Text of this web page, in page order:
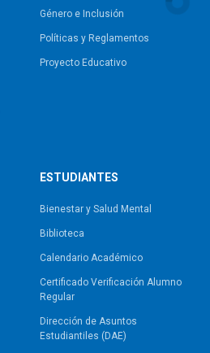
Género e Inclusión
Políticas y Reglamentos​
Proyecto Educativo
ESTUDIANTES
Bienestar y Salud Mental
Biblioteca
Calendario Académico
Certificado Verificación Alumno
Regular
Dirección de Asuntos
Estudiantiles (DAE)